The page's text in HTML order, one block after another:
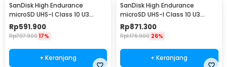
SanDisk High Endurance
microSD UHS-I Class 10 U3
100MB/s 128GB - SDSQQNR
Rp591.900
Rp707.900 17%
+ Keranjang
SanDisk High Endurance
microSD UHS-I Class 10 U3
100MB/s 256GB - SDSQQNR
Rp871.300
Rp1.176.900 26%
+ Keranjang